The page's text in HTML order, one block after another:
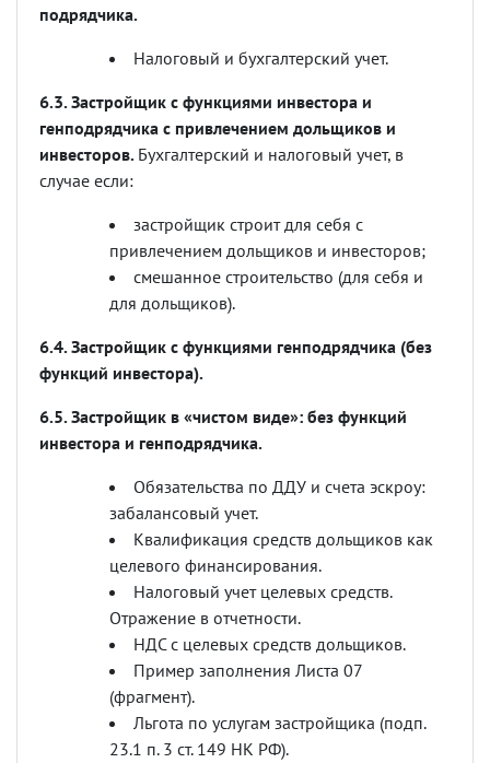
подрядчика.
Налоговый и бухгалтерский учет.
6.3. Застройщик с функциями инвестора и
генподрядчика с привлечением дольщиков и
инвесторов. Бухгалтерский и налоговый учет, в
случае если:
застройщик строит для себя с
привлечением дольщиков и инвесторов;
смешанное строительство (для себя и
для дольщиков).
6.4. Застройщик с функциями генподрядчика (без
функций инвестора).
6.5. Застройщик в «чистом виде»: без функций
инвестора и генподрядчика.
Обязательства по ДДУ и счета эскроу:
забалансовый учет.
Квалификация средств дольщиков как
целевого финансирования.
Налоговый учет целевых средств.
Отражение в отчетности.
НДС с целевых средств дольщиков.
Пример заполнения Листа 07
(фрагмент).
Льгота по услугам застройщика (подп.
23.1 п. 3 ст. 149 НК РФ).